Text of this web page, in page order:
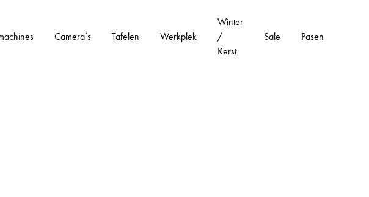
Camera’s Tafelen Werkplek
Winter
/
Kerst
Sale Pasen